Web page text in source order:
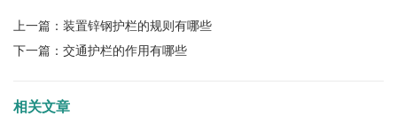
上一篇： 装置锌钢护栏的规则有哪些
下一篇： 交通护栏的作用有哪些
相关文章